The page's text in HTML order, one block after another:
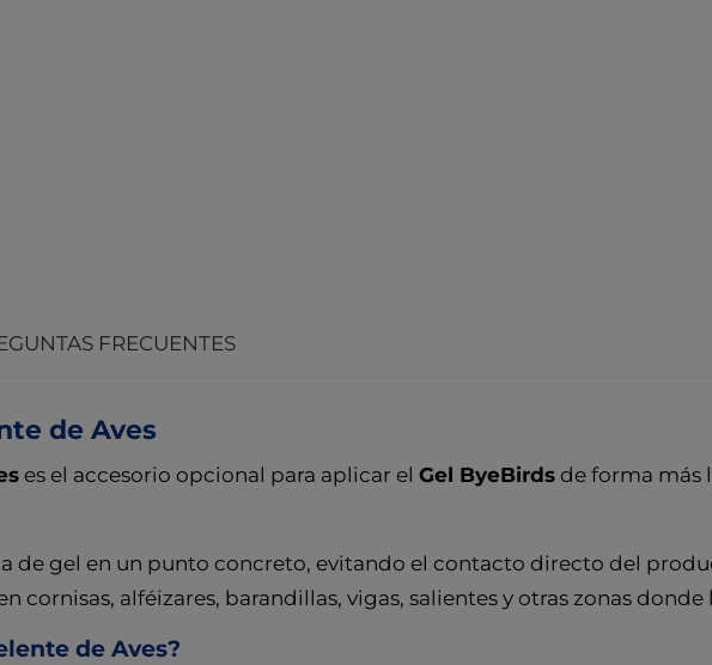
FRECUENTES
de Aves
es el accesorio opcional para aplicar el Gel ByeBirds de forma más
de gel en un punto concreto, evitando el contacto directo del
alféizares, barandillas, vigas, salientes y otras zonas donde
de Aves?